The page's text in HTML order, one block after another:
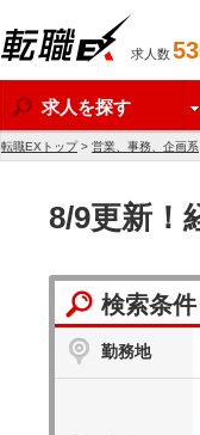
求人数
求人を探す
転職EXトップ> 営業、事務、企画系
8/9更新！
検索条件
勤務地